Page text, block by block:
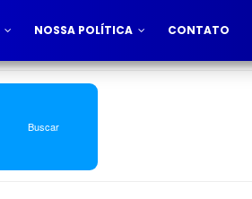
NOSSA POLÍTICA CONTATO